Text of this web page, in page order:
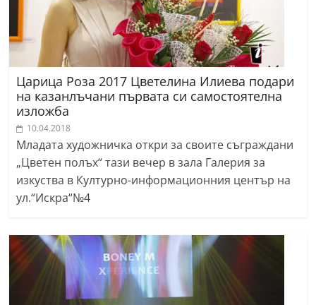
Царица Роза 2017 Цветелина Илиева подари
на казанлъчани първата си самостоятелна
изложба
10.04.2018
Младата художничка откри за своите съграждани
„Цветен полъх“ тази вечер в зала Галерия за
изкуства в Културно-информационния център на
ул.“Искра“№4